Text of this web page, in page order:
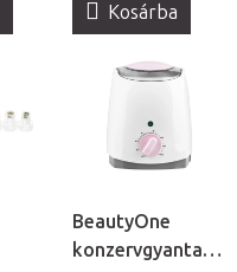
Kosárba
BeautyOne
konzervgyanta